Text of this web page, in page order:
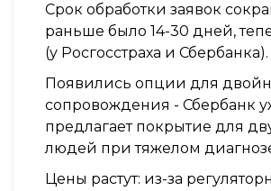
Срок обработки заявок
раньше было 14-30 дней,
(у Росгосстраха и Сбербанка).
Появились опции для
сопровождения - Сбербанк
предлагает покрытие для
людей при тяжелом
Цены растут: из-за